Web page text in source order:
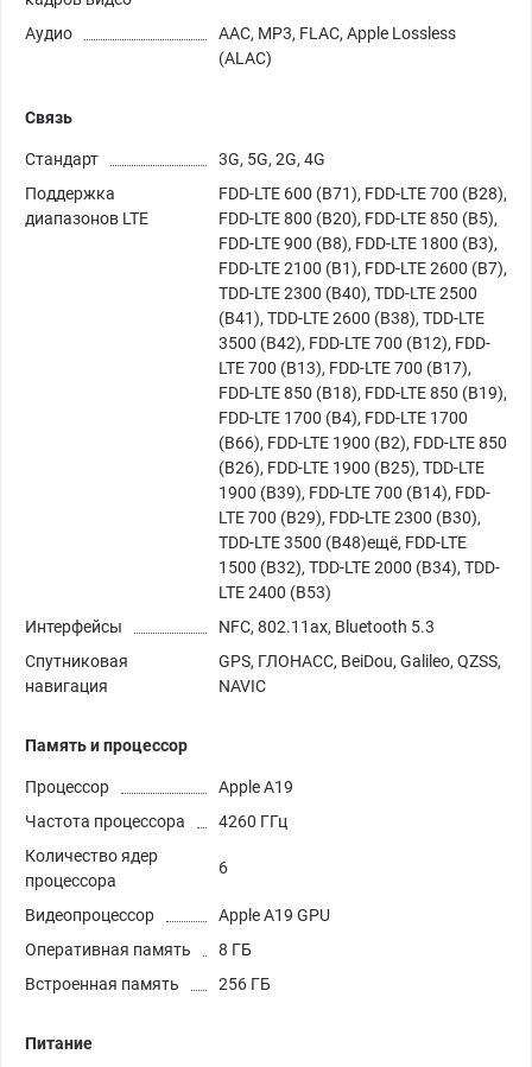
Аудио
AAC, MP3, FLAC, Apple Lossless
(ALAC)
Связь
Стандарт
3G, 5G, 2G, 4G
Поддержка
диапазонов LTE
FDD-LTE 600 (B71), FDD-LTE 700 (B28),
FDD-LTE 800 (B20), FDD-LTE 850 (B5),
FDD-LTE 900 (B8), FDD-LTE 1800 (B3),
FDD-LTE 2100 (B1), FDD-LTE 2600 (B7),
TDD-LTE 2300 (B40), TDD-LTE 2500
(B41), TDD-LTE 2600 (B38), TDD-LTE
3500 (B42), FDD-LTE 700 (B12), FDD-
LTE 700 (B13), FDD-LTE 700 (B17),
FDD-LTE 850 (B18), FDD-LTE 850 (B19),
FDD-LTE 1700 (B4), FDD-LTE 1700
(B66), FDD-LTE 1900 (B2), FDD-LTE 850
(B26), FDD-LTE 1900 (B25), TDD-LTE
1900 (B39), FDD-LTE 700 (B14), FDD-
LTE 700 (B29), FDD-LTE 2300 (B30),
TDD-LTE 3500 (B48)ещё, FDD-LTE
1500 (B32), TDD-LTE 2000 (B34), TDD-
LTE 2400 (B53)
Интерфейсы
NFC, 802.11ax, Bluetooth 5.3
Спутниковая
навигация
GPS, ГЛОНАСС, BeiDou, Galileo, QZSS,
NAVIC
Память и процессор
Процессор
Apple A19
Частота процессора
4260 ГГц
Количество ядер
процессора
6
Видеопроцессор
Apple A19 GPU
Оперативная память
8 ГБ
Встроенная память
256 ГБ
Питание